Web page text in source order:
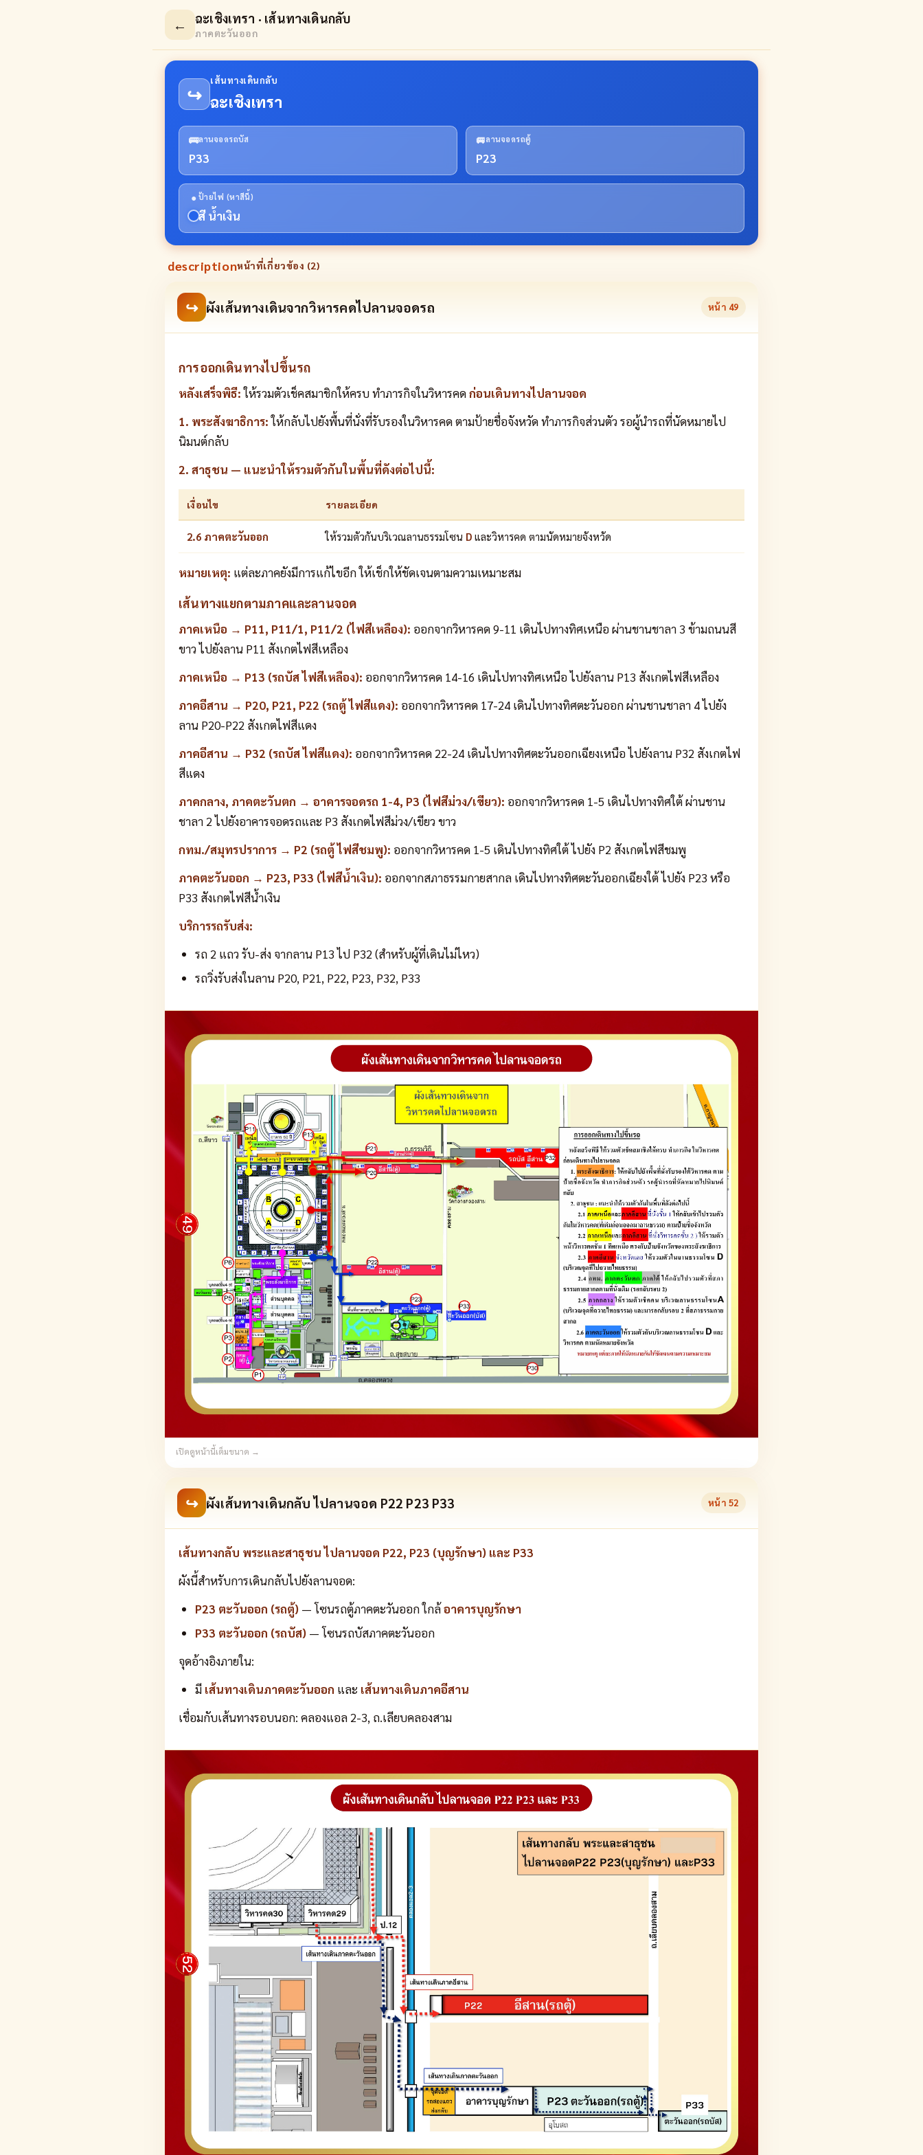
← ฉะเชิงเทรา · เส้นทางเดินกลับ
ภาคตะวันออก
↪
เส้นทางเดินกลับ
ฉะเชิงเทรา
🚌ลานจอดรถบัส
P33
🚐ลานจอดรถตู้
P23
● ป้ายไฟ (หาสีนี้)
สี น้ำเงิน
descriptionหน้าที่เกี่ยวข้อง (2)
↪ ผังเส้นทางเดินจากวิหารคดไปลานจอดรถ หน้า 49
การออกเดินทางไปขึ้นรถ
หลังเสร็จพิธี:ให้รวมตัวเช็คสมาชิกให้ครบ ทำภารกิจในวิหารคดก่อนเดินทางไปลานจอด
1. พระสังฆาธิการ:ให้กลับไปยังพื้นที่นั่งที่รับรองในวิหารคด ตามป้ายชื่อจังหวัด ทำภารกิจส่วนตัว รอผู้นำรถที่นัดหมายไป
นิมนต์กลับ
2. สาธุชน — แนะนำให้รวมตัวกันในพื้นที่ดังต่อไปนี้:
เงื่อนไข รายละเอียด
2.6 ภาคตะวันออก ให้รวมตัวกันบริเวณลานธรรมโซน D และวิหารคด ตามนัดหมายจังหวัด
หมายเหตุ: แต่ละภาคยังมีการแก้ไขอีก ให้เช็กให้ชัดเจนตามความเหมาะสม
เส้นทางแยกตามภาคและลานจอด
ภาคเหนือ → P11, P11/1, P11/2 (ไฟสีเหลือง): ออกจากวิหารคด 9-11 เดินไปทางทิศเหนือ ผ่านชานชาลา 3 ข้ามถนนสี
ขาว ไปยังลาน P11 สังเกตไฟสีเหลือง
ภาคเหนือ → P13 (รถบัส ไฟสีเหลือง): ออกจากวิหารคด 14-16 เดินไปทางทิศเหนือ ไปยังลาน P13 สังเกตไฟสีเหลือง
ภาคอีสาน → P20, P21, P22 (รถตู้ ไฟสีแดง): ออกจากวิหารคด 17-24 เดินไปทางทิศตะวันออก ผ่านชานชาลา 4 ไปยัง
ลาน P20-P22 สังเกตไฟสีแดง
ภาคอีสาน → P32 (รถบัส ไฟสีแดง): ออกจากวิหารคด 22-24 เดินไปทางทิศตะวันออกเฉียงเหนือ ไปยังลาน P32 สังเกตไฟ
สีแดง
ภาคกลาง, ภาคตะวันตก → อาคารจอดรถ 1-4, P3 (ไฟสีม่วง/เขียว): ออกจากวิหารคด 1-5 เดินไปทางทิศใต้ ผ่านชาน
ชาลา 2 ไปยังอาคารจอดรถและ P3 สังเกตไฟสีม่วง/เขียว ขาว
กทม./สมุทรปราการ → P2 (รถตู้ ไฟสีชมพู): ออกจากวิหารคด 1-5 เดินไปทางทิศใต้ ไปยัง P2 สังเกตไฟสีชมพู
ภาคตะวันออก → P23, P33 (ไฟสีน้ำเงิน): ออกจากสภาธรรมกายสากล เดินไปทางทิศตะวันออกเฉียงใต้ ไปยัง P23 หรือ
P33 สังเกตไฟสีน้ำเงิน
บริการรถรับส่ง:
รถ 2 แถว รับ-ส่ง จากลาน P13 ไป P32 (สำหรับผู้ที่เดินไม่ไหว)
รถวิ่งรับส่งในลาน P20, P21, P22, P23, P32, P33
เปิดดูหน้านี้เต็มขนาด →
↪ ผังเส้นทางเดินกลับ ไปลานจอด P22 P23 P33 หน้า 52
เส้นทางกลับ พระและสาธุชน ไปลานจอด P22, P23 (บุญรักษา) และ P33
ผังนี้สำหรับการเดินกลับไปยังลานจอด:
P23 ตะวันออก (รถตู้) — โซนรถตู้ภาคตะวันออก ใกล้อาคารบุญรักษา
P33 ตะวันออก (รถบัส) — โซนรถบัสภาคตะวันออก
จุดอ้างอิงภายใน:
มี เส้นทางเดินภาคตะวันออก และ เส้นทางเดินภาคอีสาน
เชื่อมกับเส้นทางรอบนอก: คลองแอล 2-3, ถ.เลียบคลองสาม